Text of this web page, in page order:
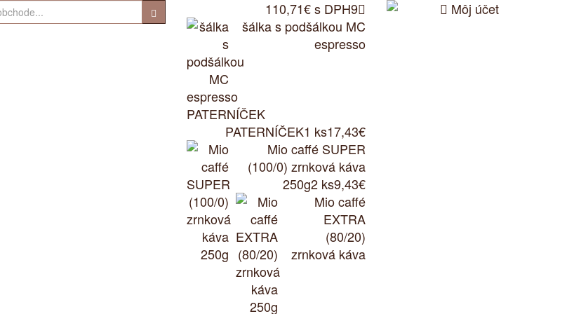
110,71€ s DPH9
šálka s podšálkou MC
espresso
PATERNÍČEK1 ks17,43€
Mio caffé SUPER
(100/0) zrnková káva
250g2 ks9,43€
Mio caffé
EXTRA
(80/20)
zrnková káva
 Môj účet